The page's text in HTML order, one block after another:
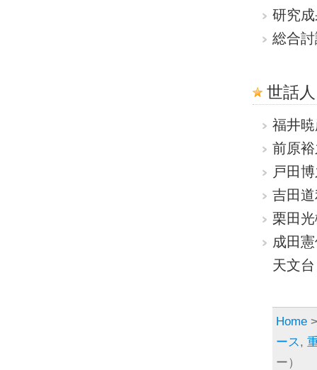
研究
総合
世話人
福井
前原
戸田
吉田
栗田
成田
天文
Home
ース,
ー）